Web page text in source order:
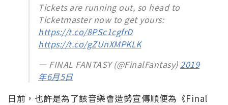
Tickets are running out, so head to
Ticketmaster now to get yours:
https://t.co/8PSc1cgfrD
https://t.co/gZUnXMPKLK
— FINAL FANTASY (@FinalFantasy) 2019
年6月5日
日前，也許是為了該音樂會造勢宣傳順便為《Final